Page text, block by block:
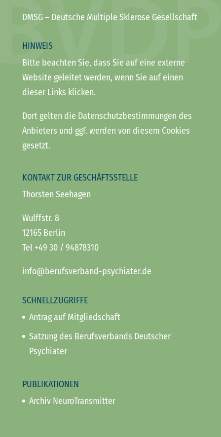
DMSG– Deutsche Multiple Sklerose Gesellschaft
HINWEIS
Bitte beachten Sie, dass Sie auf eine externe
Website geleitet werden, wenn Sie auf einen
dieser Links klicken.
Dort gelten die Datenschutzbestimmungen des
Anbieters und ggf. werden von diesem Cookies
gesetzt.
KONTAKT ZUR GESCHÄFTSSTELLE
Thorsten Seehagen
Wulffstr. 8
12165 Berlin
Tel +49 30 / 94878310
info@berufsverband-psychiater.de
SCHNELLZUGRIFFE
Antrag auf Mitgliedschaft
Satzung des Berufsverbands Deutscher
Psychiater
PUBLIKATIONEN
Archiv NeuroTransmitter